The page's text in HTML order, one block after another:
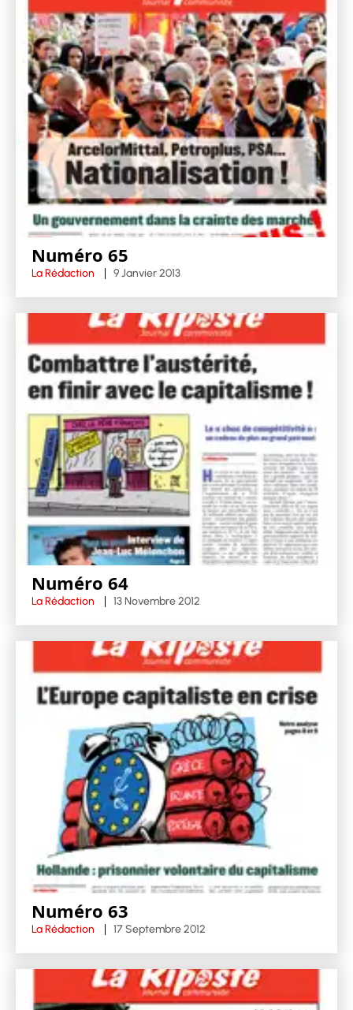
Numéro 65
La Rédaction 9 Janvier 2013
Numéro 64
La Rédaction 13 Novembre 2012
Numéro 63
La Rédaction 17 Septembre 2012